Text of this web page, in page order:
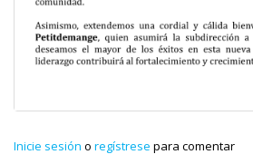
Inicie sesión o regístrese para comentar